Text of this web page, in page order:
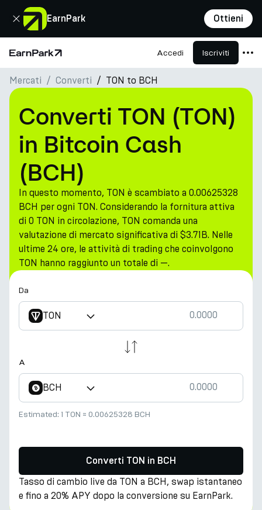
EarnPark Ottieni
Chiudi
Pagina principale Accedi Iscriviti
Prodotti
Mercati
Calcolatori
PARK Token
Risorse
Azienda
Mercati Converti TON to BCH
Converti TON (TON)
in Bitcoin Cash
(BCH)
In questo momento, TON è scambiato a 0.00625328
BCH per ogni TON. Considerando la fornitura attiva
di 0 TON in circolazione, TON comanda una
valutazione di mercato significativa di $3.71B. Nelle
ultime 24 ore, le attività di trading che coinvolgono
TON hanno raggiunto un totale di —.
Da
TON
A
BCH
Estimated: 1 TON ≈ 0.00625328 BCH
Converti TON in BCH
Tasso di cambio live da TON a BCH, swap istantaneo
e fino a 20% APY dopo la conversione su EarnPark.